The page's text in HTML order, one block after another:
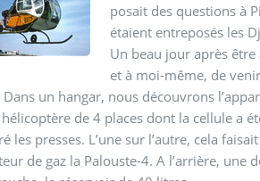
posait des questions à
étaient entreposés les
Un beau jour après
et à moi-même, de
Dans un hangar, nous découvrons
de 4 places dont la cellule a
les presses. L’une sur l’autre, cela
de gaz la Palouste-4. A l’arrière,